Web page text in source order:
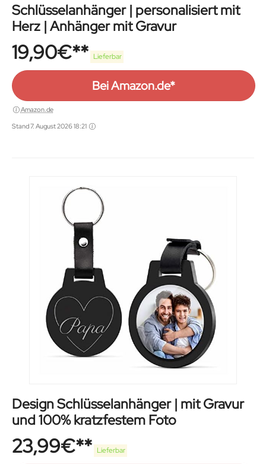
Schlüsselanhänger | personalisiert mit
Herz | Anhänger mit Gravur
19,90€ Lieferbar
Bei Amazon.de*
Amazon.de
Stand 7. August 2026 18:21
Design Schlüsselanhänger | mit Gravur
und 100% kratzfestem Foto
23,99€ Lieferbar